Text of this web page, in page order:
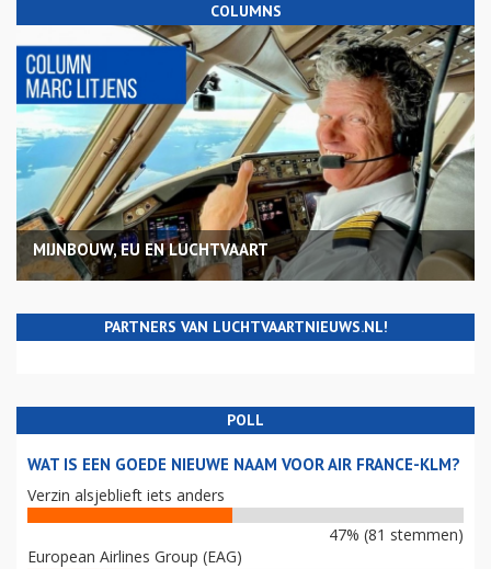
COLUMNS
MIJNBOUW, EU EN LUCHTVAART
PARTNERS VAN LUCHTVAARTNIEUWS.NL!
POLL
WAT IS EEN GOEDE NIEUWE NAAM VOOR AIR FRANCE-KLM?
Verzin alsjeblieft iets anders
47% (81 stemmen)
European Airlines Group (EAG)